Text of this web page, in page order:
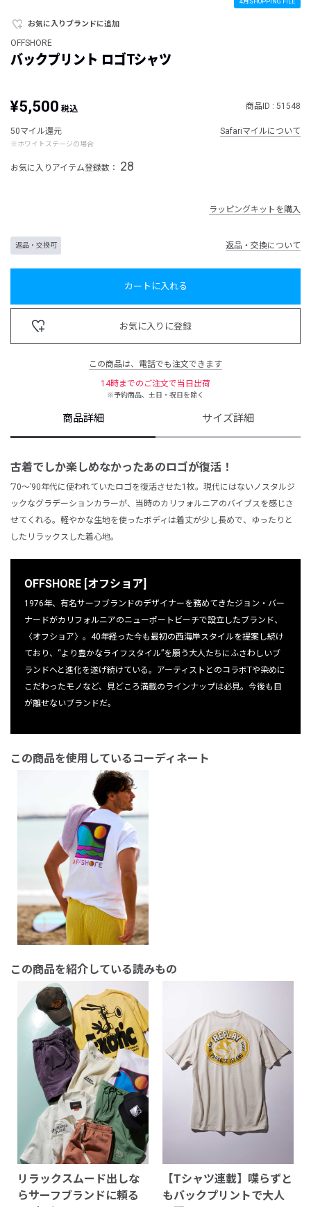
お気に入りブランドに追加
OFFSHORE
バックプリント ロゴTシャツ
¥5,500 税込 商品ID : 51548
50マイル還元
※ホワイトステージの場合
Safariマイルについて
お気に入りアイテム登録数： 28
ラッピングキットを購入
返品・交換可 返品・交換について
カートに入れる
お気に入りに登録
この商品は、電話でも注文できます
14時までのご注文で当日出荷
※予約商品、土日・祝日を除く
商品詳細 サイズ詳細
古着でしか楽しめなかったあのロゴが復活！
’70〜’90年代に使われていたロゴを復活させた1枚。現代にはないノスタルジ
ックなグラデーションカラーが、当時のカリフォルニアのバイブスを感じさ
せてくれる。軽やかな生地を使ったボディは着丈が少し長めで、ゆったりと
したリラックスした着心地。
OFFSHORE [オフショア]
1976年、有名サーフブランドのデザイナーを務めてきたジョン・バー
ナードがカリフォルニアのニューポートビーチで設立したブランド、
〈オフショア〉。40年経った今も最初の西海岸スタイルを提案し続け
ており、“より豊かなライフスタイル”を願う大人たちにふさわしいブ
ランドへと進化を遂げ続けている。アーティストとのコラボTや染めに
こだわったモノなど、見どころ満載のラインナップは必見。今後も目
が離せないブランドだ。
この商品を使用しているコーディネート
この商品を紹介している読みもの
リラックスムード出しな
らサーフブランドに頼る
【Tシャツ連載】喋らずと
もバックプリントで大人